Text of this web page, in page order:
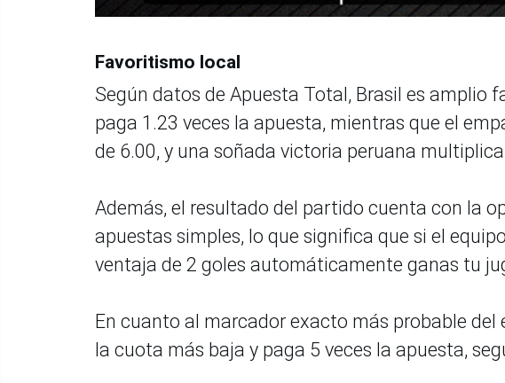
Favoritismo local
Según datos de Apuesta Total, Brasil es amplio
paga 1.23 veces la apuesta, mientras que el
de 6.00, y una soñada victoria peruana
Además, el resultado del partido cuenta con la
apuestas simples, lo que significa que si el
ventaja de 2 goles automáticamente ganas tu
En cuanto al marcador exacto más probable del
la cuota más baja y paga 5 veces la apuesta,